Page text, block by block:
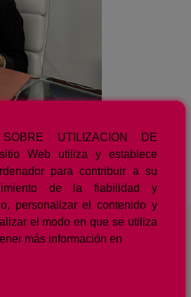
SOBRE UTILIZACION DE
Web utiliza y establece
para contribuir a su
de la fiabilidad y
personalizar el contenido y
el modo en que se utiliza
más información en